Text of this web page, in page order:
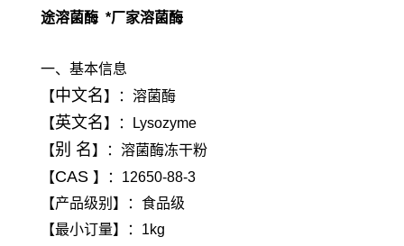
途溶菌酶 *厂家溶菌酶
一、基本信息
【中文名】：溶菌酶
【英文名】：Lysozyme
【别 名】：溶菌酶冻干粉
【CAS 】：12650-88-3
【产品级别】：食品级
【最小订量】：1kg